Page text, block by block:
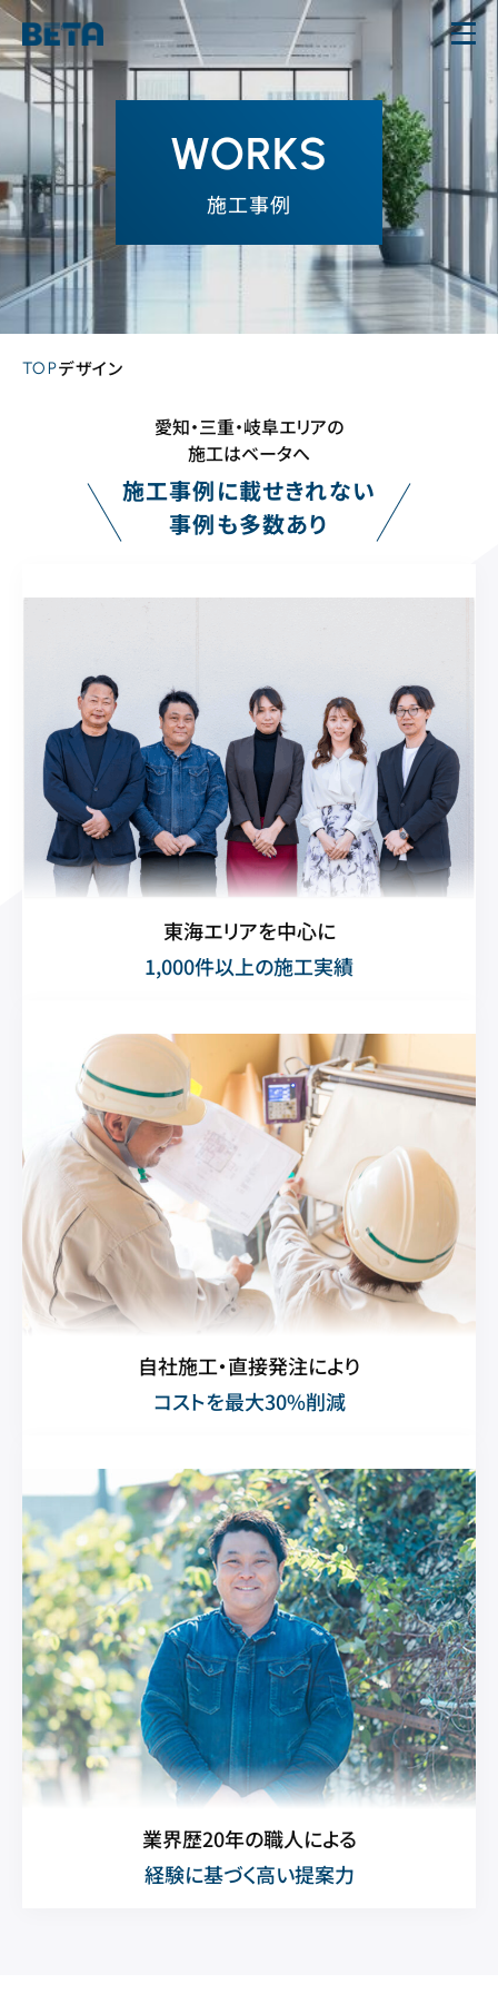
内
容
ッ
プ
WORKS
施工事例
TOPデザイン
愛知・三重・岐阜エリアの
施工はベータへ
施工事例に載せきれない
事例も多数あり
東海エリアを中心に
1,000件以上の施工実績
自社施工・直接発注により
コストを最大30%削減
業界歴20年の職人による
経験に基づく高い提案力